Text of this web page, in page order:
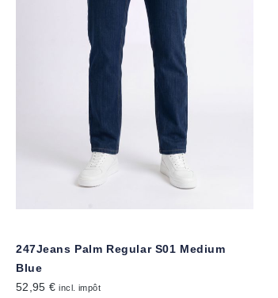
247Jeans Palm Regular S01 Medium
Blue
52,95 €incl. impôt